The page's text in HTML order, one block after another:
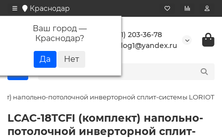
Краснодар
Ваш город —
Краснодар?
+7 (861) 203-36-78
buranlog1@yandex.ru
напольно-потолочной инверторной сплит-системы LORIOT
LCAC-18TCFI (комплект) напольно-
потолочной инверторной сплит-